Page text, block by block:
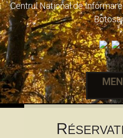
Centrul National de
to
R